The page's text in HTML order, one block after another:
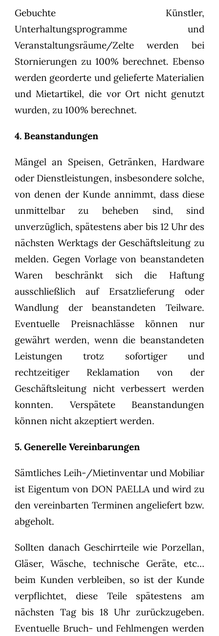
Gebuchte Künstler,
Unterhaltungsprogramme und
Veranstaltungsräume/Zelte werden bei
Stornierungen zu 100% berechnet. Ebenso
werden georderte und gelieferte Materialien
und Mietartikel, die vor Ort nicht genutzt
wurden, zu 100% berechnet.
4. Beanstandungen
Mängel an Speisen, Getränken, Hardware
oder Dienstleistungen, insbesondere solche,
von denen der Kunde annimmt, dass diese
unmittelbar zu beheben sind, sind
unverzüglich, spätestens aber bis 12 Uhr des
nächsten Werktags der Geschäftsleitung zu
melden. Gegen Vorlage von beanstandeten
Waren beschränkt sich die Haftung
ausschließlich auf Ersatzlieferung oder
Wandlung der beanstandeten Teilware.
Eventuelle Preisnachlässe können nur
gewährt werden, wenn die beanstandeten
Leistungen trotz sofortiger und
rechtzeitiger Reklamation von der
Geschäftsleitung nicht verbessert werden
konnten. Verspätete Beanstandungen
können nicht akzeptiert werden.
5. Generelle Vereinbarungen
Sämtliches Leih-/Mietinventar und Mobiliar
ist Eigentum von DON PAELLA und wird zu
den vereinbarten Terminen angeliefert bzw.
abgeholt.
Sollten danach Geschirrteile wie Porzellan,
Gläser, Wäsche, technische Geräte, etc…
beim Kunden verbleiben, so ist der Kunde
verpflichtet, diese Teile spätestens am
nächsten Tag bis 18 Uhr zurückzugeben.
Eventuelle Bruch- und Fehlmengen werden